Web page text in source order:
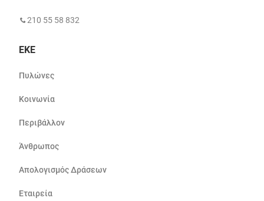
210 55 58 832
ΕΚΕ
Πυλώνες
Κοινωνία
Περιβάλλον
Άνθρωπος
Απολογισμός Δράσεων
Εταιρεία